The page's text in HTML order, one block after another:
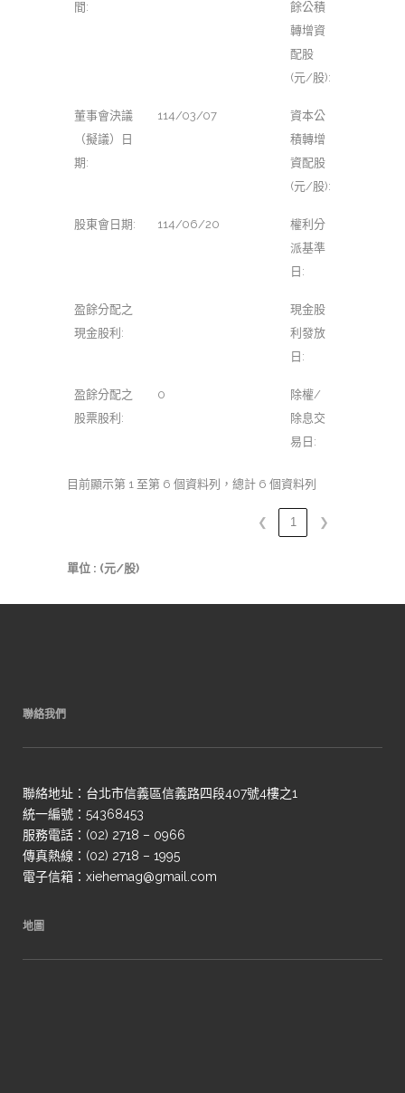
間:
餘公積
轉增資
配股
(元/股):
董事會決議
（擬議）日
期:
114/03/07
資本公
積轉增
資配股
(元/股):
股東會日期: 114/06/20
權利分
派基準
日:
盈餘分配之
現金股利:
現金股
利發放
日:
盈餘分配之
股票股利:
0
除權/
除息交
易日:
目前顯示第 1 至第 6 個資料列，總計 6 個資料列
❮ 1 ❯
單位 : (元/股)
聯絡我們
聯絡地址：台北市信義區信義路四段407號4樓之1
統一編號：54368453
服務電話：(02) 2718 – 0966
傳真熱線：(02) 2718 – 1995
電子信箱：xiehemag@gmail.com
地圖